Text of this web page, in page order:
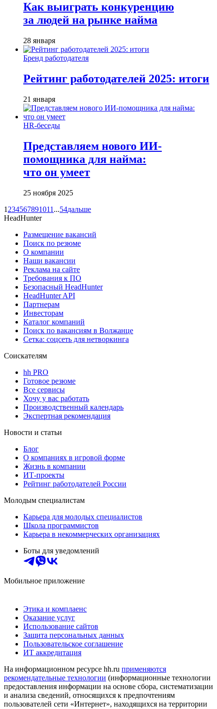
Как выиграть конкуренцию
за людей на рынке найма
28 января
Бренд работодателя
Рейтинг работодателей 2025: итоги
21 января
HR-беседы
Представляем нового ИИ-
помощника для найма:
что он умеет
25 ноября 2025
1 234567891011 ...54дальше
HeadHunter
Размещение вакансий
Поиск по резюме
О компании
Наши вакансии
Реклама на сайте
Требования к ПО
Безопасный HeadHunter
HeadHunter API
Партнерам
Инвесторам
Каталог компаний
Поиск по вакансиям в Волжанце
Сетка: соцсеть для нетворкинга
Соискателям
hh PRO
Готовое резюме
Все сервисы
Хочу у вас работать
Производственный календарь
Экспертная рекомендация
Новости и статьи
Блог
О компаниях в игровой форме
Жизнь в компании
ИТ-проекты
Рейтинг работодателей России
Молодым специалистам
Карьера для молодых специалистов
Школа программистов
Карьера в некоммерческих организациях
Боты для уведомлений
Мобильное приложение
Этика и комплаенс
Оказание услуг
Использование сайтов
Защита персональных данных
Пользовательское соглашение
ИТ аккредитация
На информационном ресурсе hh.ru применяются
рекомендательные технологии (информационные технологии
предоставления информации на основе сбора, систематизации
и анализа сведений, относящихся к предпочтениям
пользователей сети «Интернет», находящихся на территории